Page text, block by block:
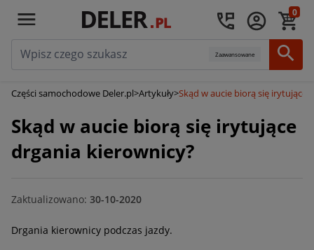
0
Zaawansowane
Części samochodowe Deler.pl>Artykuły>Skąd w aucie biorą się irytujące
Skąd w aucie biorą się irytujące
drgania kierownicy?
Zaktualizowano: 30-10-2020
Drgania kierownicy podczas jazdy.